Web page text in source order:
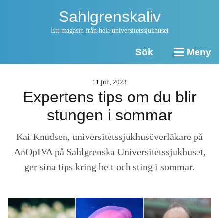
Sahlgrenskaliv
Ett magasin från hela universitetssjukhuset
Sök Meny
11 juli, 2023
Expertens tips om du blir
stungen i sommar
Kai Knudsen, universitetssjukhusöverläkare på
AnOpIVA på Sahlgrenska Universitetssjukhuset,
ger sina tips kring bett och sting i sommar.